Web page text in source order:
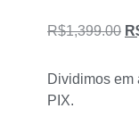
R$1,399.00
Dividimos em
PIX.